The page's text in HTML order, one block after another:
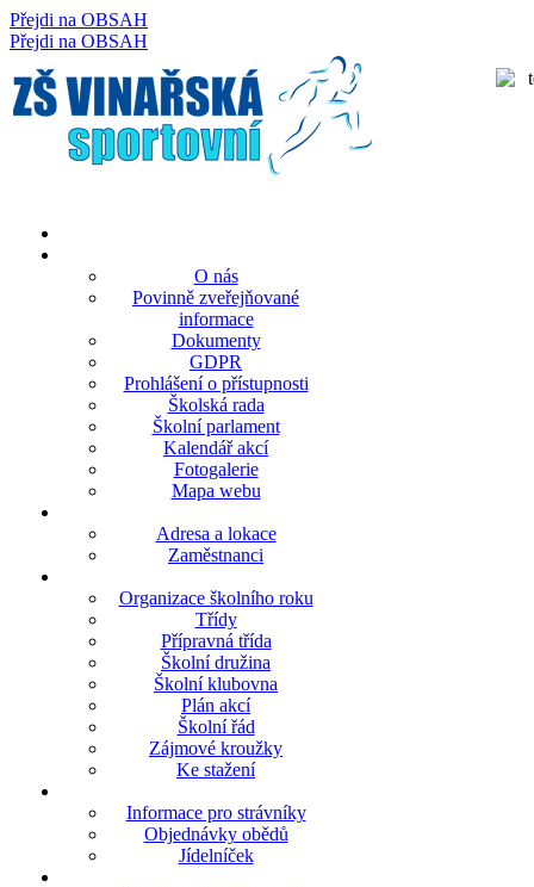
Přejdi na OBSAH
Přejdi na OBSAH
O nás
Povinně zveřejňované
informace
Dokumenty
GDPR
Prohlášení o přístupnosti
Školská rada
Školní parlament
Kalendář akcí
Fotogalerie
Mapa webu
Adresa a lokace
Zaměstnanci
Organizace školního roku
Třídy
Přípravná třída
Školní družina
Školní klubovna
Plán akcí
Školní řád
Zájmové kroužky
Ke stažení
Informace pro strávníky
Objednávky obědů
Jídelníček
rok
měsíc
rok
měsíc